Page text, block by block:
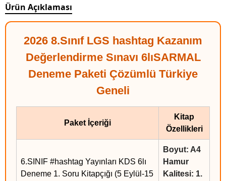
Ürün Açıklaması
2026 8.Sınıf LGS hashtag Kazanım
Değerlendirme Sınavı 6lıSARMAL
Deneme Paketi Çözümlü Türkiye
Geneli
Paket İçeriği
Kitap
Özellikleri
6.SINIF #hashtag Yayınları KDS 6lı
Deneme 1. Soru Kitapçığı (5 Eylül-15
Boyut: A4
Hamur
Kalitesi: 1.